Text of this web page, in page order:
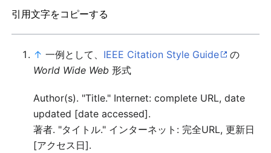
引用文字をコピーする
↑ 一例として、 IEEE Citation Style Guide
の
World Wide Web 形式
Author(s). "Title." Internet: complete URL, date
updated [date accessed].
著者. "タイトル." インターネット: 完全URL, 更新日
[アクセス日].